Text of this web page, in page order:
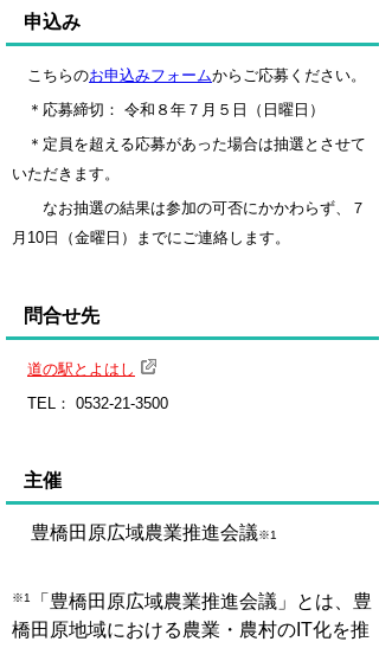
申込み
こちらのお申込みフォームからご応募ください。
＊応募締切： 令和８年７月５日（日曜日）
＊定員を超える応募があった場合は抽選とさせて
いただきます。
なお抽選の結果は参加の可否にかかわらず、７
月10日（金曜日）までにご連絡します。
問合せ先
道の駅とよはし
TEL： 0532-21-3500
主催
豊橋田原広域農業推進会議※1
※1
「豊橋田原広域農業推進会議」とは、豊
橋田原地域における農業・農村のIT化を推